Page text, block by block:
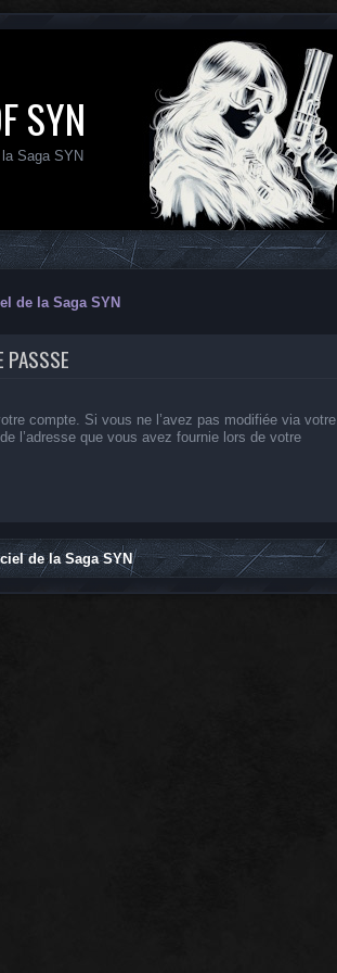
SYN
Saga SYN
de la Saga SYN
PASSSE
compte. Si vous ne l’avez pas modifiée via votre
l’adresse que vous avez fournie lors de votre
de la Saga SYN